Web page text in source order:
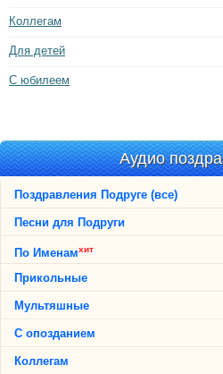
Коллегам
Для детей
С юбилеем
Аудио
Поздравления Подруге (все)
Песни для Подруги
По Именамхит
Прикольные
Мультяшные
С опозданием
Коллегам